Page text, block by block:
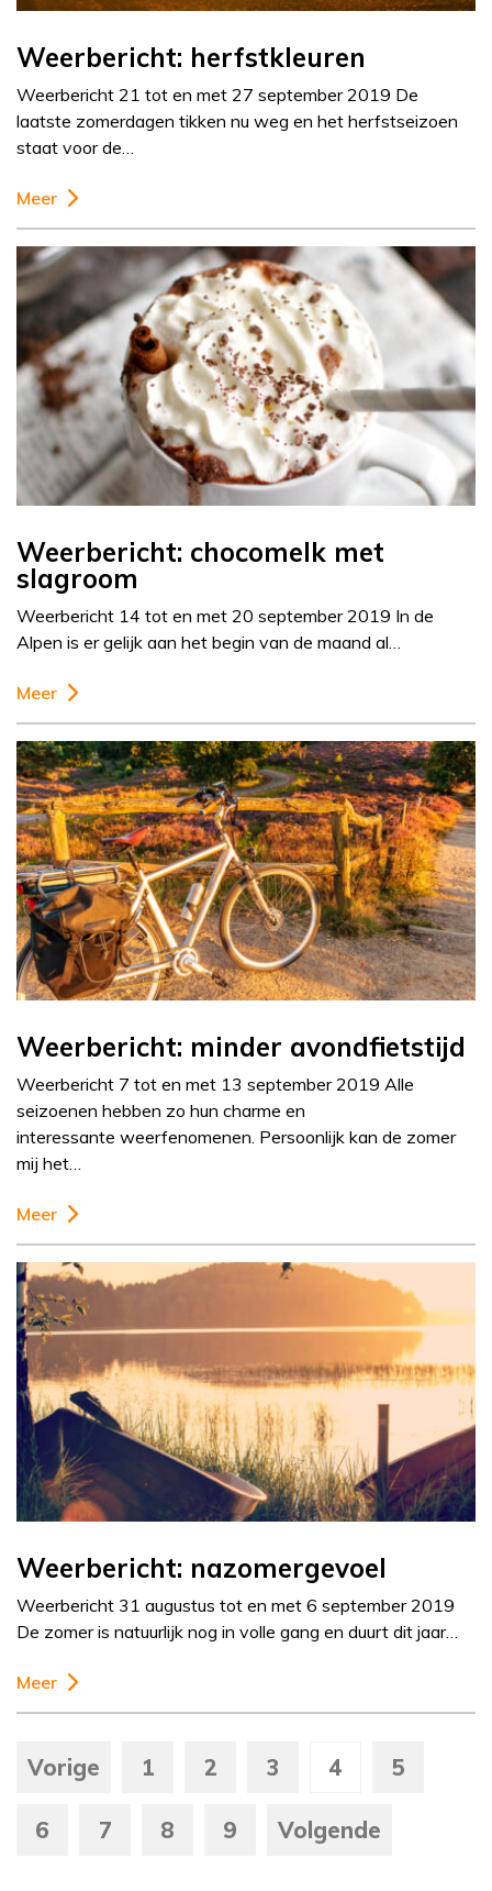
Weerbericht: herfstkleuren
Weerbericht 21 tot en met 27 september 2019 De
laatste zomerdagen tikken nu weg en het herfstseizoen
staat voor de…
Meer
Weerbericht: chocomelk met
slagroom
Weerbericht 14 tot en met 20 september 2019 In de
Alpen is er gelijk aan het begin van de maand al…
Meer
Weerbericht: minder avondfietstijd
Weerbericht 7 tot en met 13 september 2019 Alle
seizoenen hebben zo hun charme en
interessante weerfenomenen. Persoonlijk kan de zomer
mij het…
Meer
Weerbericht: nazomergevoel
Weerbericht 31 augustus tot en met 6 september 2019
De zomer is natuurlijk nog in volle gang en duurt dit jaar…
Meer
Vorige 1 2 3 4 5
6 7 8 9 Volgende